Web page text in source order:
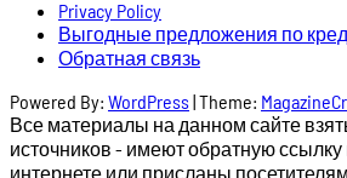
Privacy Policy
Выгодные предложения по
Обратная связь
Powered By: WordPress|Theme:
Все материалы на данном сайте
источников - имеют обратную
интернете или присланы